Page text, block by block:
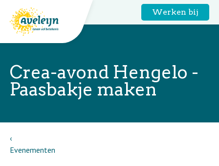
Werken bij
Crea-avond Hengelo -
Paasbakje maken
Evenementen